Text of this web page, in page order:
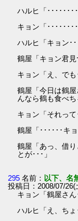
ハルヒ「････････
キョン「･･･････
ハルヒ「キョン･
鶴屋「キョン君見
キョン「え、でも
鶴屋「今日は鶴
んなら鶴も食べち
キョン「それって
鶴屋「･･････キ
鶴屋「あっ、借
とが･･･」
295 名前： 以下、名
投稿日：2008/07/
キョン「鶴屋さん
ハルヒ「え、ちょ